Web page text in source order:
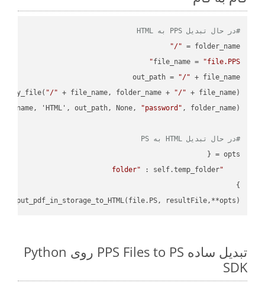
#در حال تبدیل PPS به HTML
folder_name =
"/"
file_name =
"file.PPS"
out_path =
"/"
"/" + file_name, folder_name +
"/"
'HTML', out_path, None,
"password"
#در حال تبدیل HTML به PS
"folder"
resultFile,**opts)
تبدیل ساده PPS Files to PS روی Python
SDK